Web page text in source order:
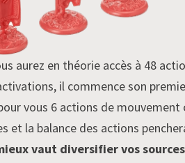
aurez en théorie accès à 48
il commence son
vous 6 actions de mouvement
la balance des actions
vaut diversifier vos